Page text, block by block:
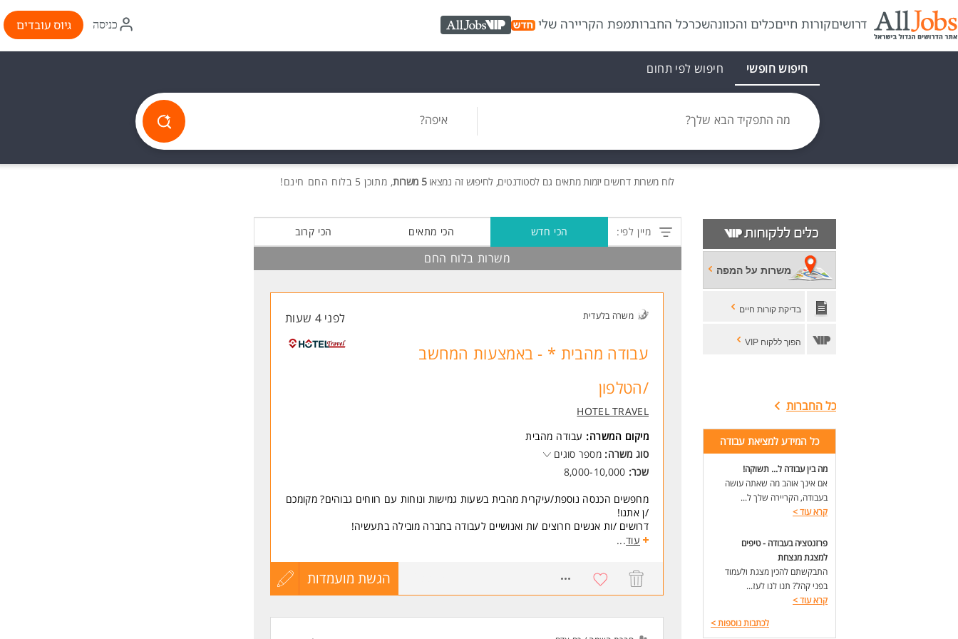
דרושיםקורות חייםכלים והכוונהשכרכל החברותמפת הקריירה שלי AllJobs VIP
איקון
התחברות
כניסה גיוס עובדים
חיפוש חופשי חיפוש לפי תחום
מה התפקיד הבא שלך? איפה?
לוח משרותדרושים יזמות מתאים גם לסטודנטים, לחיפוש זה נמצאו5 משרות , מתוכן 5 בלוח החם חינם!
משרות על המפה
בדיקת קורות חיים
הפוך ללקוח VIP
כל החברות
כל המידע למציאת עבודה
מה בין עבודה ל... תשוקה!
אם אינך אוהב מה שאתה עושה
בעבודה, הקריירה שלך ל...
קרא עוד>
פרזנטציה בעבודה - טיפים
למצגת מנצחת
התבקשתם להכין מצגת ולעמוד
בפני קהל? תנו לנו לעז...
קרא עוד>
לכתבות נוספות>
מיין לפי: הכי חדש הכי מתאים הכי קרוב
משרות בלוח החם
משרה בלעדית לפני 4 שעות
עבודה מהבית * - באמצעות המחשב
/הטלפון
HOTEL TRAVEL
מיקום המשרה: עבודה מהבית
סוג משרה: מספר סוגים
שכר: 8,000-10,000
מחפשים הכנסה נוספת/עיקרית מהבית בשעות גמישות ונוחות עם רווחים גבוהים? מקומכם
/ן אתנו!
דרושים /ות אנשים חרוצים /ות ואנושיים לעבודה בחברה מובילה בתעשיה!
-הכנסה גבוהה.
-ליווי אישי צמוד.
עוד...
הגשת מועמדות
עדכון